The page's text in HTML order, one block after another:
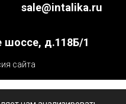
sale@intalika.ru
д.118Б/1
сайта